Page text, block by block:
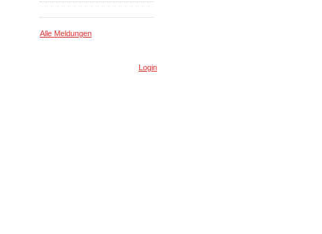
Alle Meldungen
Login